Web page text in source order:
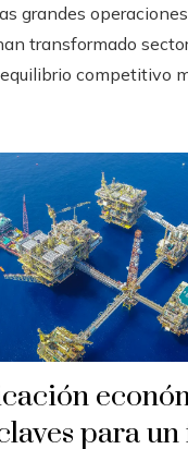
grandes operaciones
transformado
competitivo
para